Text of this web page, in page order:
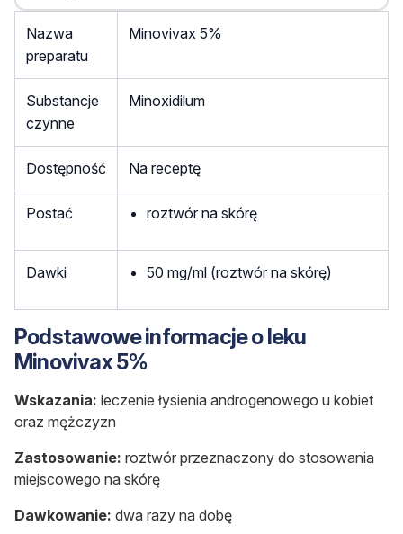
Nazwa
preparatu
Minovivax 5%
Substancje
czynne
Minoxidilum
Dostępność Na receptę
Postać roztwór na skórę
Dawki 50 mg/ml (roztwór na skórę)
Podstawowe informacje o leku
Minovivax 5%
Wskazania: leczenie łysienia androgenowego u kobiet
oraz mężczyzn
Zastosowanie: roztwór przeznaczony do stosowania
miejscowego na skórę
Dawkowanie: dwa razy na dobę